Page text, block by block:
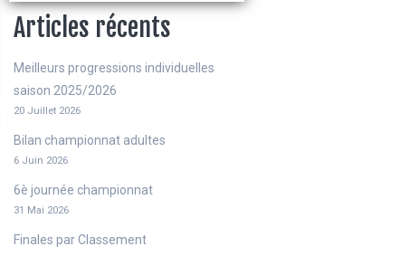
Articles récents
Meilleurs progressions individuelles
saison 2025/2026
20 Juillet 2026
Bilan championnat adultes
6 Juin 2026
6è journée championnat
31 Mai 2026
Finales par Classement